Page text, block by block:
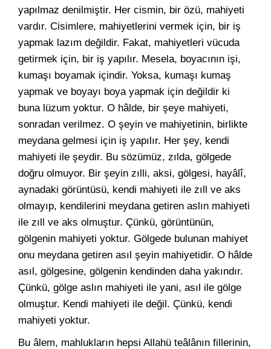
yapılmaz denilmiştir. Her cismin, bir özü, mahiyeti
vardır. Cisimlere, mahiyetlerini vermek için, bir iş
yapmak lazım değildir. Fakat, mahiyetleri vücuda
getirmek için, bir iş yapılır. Mesela, boyacının işi,
kumaşı boyamak içindir. Yoksa, kumaşı kumaş
yapmak ve boyayı boya yapmak için değildir ki
buna lüzum yoktur. O hâlde, bir şeye mahiyeti,
sonradan verilmez. O şeyin ve mahiyetinin, birlikte
meydana gelmesi için iş yapılır. Her şey, kendi
mahiyeti ile şeydir. Bu sözümüz, zılda, gölgede
doğru olmuyor. Bir şeyin zılli, aksi, gölgesi, hayâlî,
aynadaki görüntüsü, kendi mahiyeti ile zıll ve aks
olmayıp, kendilerini meydana getiren aslın mahiyeti
ile zıll ve aks olmuştur. Çünkü, görüntünün,
gölgenin mahiyeti yoktur. Gölgede bulunan mahiyet
onu meydana getiren asıl şeyin mahiyetidir. O hâlde
asıl, gölgesine, gölgenin kendinden daha yakındır.
Çünkü, gölge aslın mahiyeti ile yani, asıl ile gölge
olmuştur. Kendi mahiyeti ile değil. Çünkü, kendi
mahiyeti yoktur.
Bu âlem, mahlukların hepsi Allahü teâlânın fillerinin,